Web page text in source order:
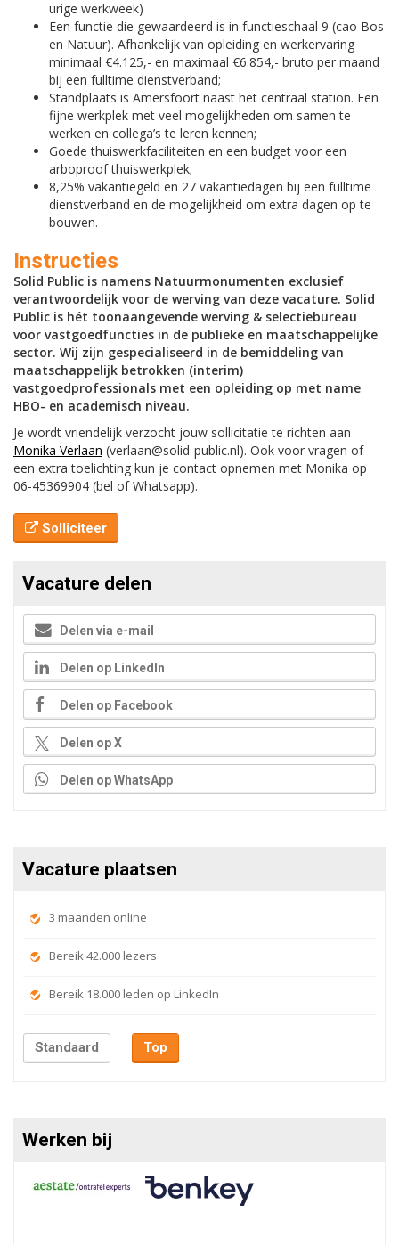
urige werkweek)
Een functie die gewaardeerd is in functieschaal 9 (cao Bos
en Natuur). Afhankelijk van opleiding en werkervaring
minimaal €4.125,- en maximaal €6.854,- bruto per maand
bij een fulltime dienstverband;
Standplaats is Amersfoort naast het centraal station. Een
fijne werkplek met veel mogelijkheden om samen te
werken en collega’s te leren kennen;
Goede thuiswerkfaciliteiten en een budget voor een
arboproof thuiswerkplek;
8,25% vakantiegeld en 27 vakantiedagen bij een fulltime
dienstverband en de mogelijkheid om extra dagen op te
bouwen.
Instructies
Solid Public is namens Natuurmonumenten exclusief
verantwoordelijk voor de werving van deze vacature. Solid
Public is hét toonaangevende werving & selectiebureau
voor vastgoedfuncties in de publieke en maatschappelijke
sector. Wij zijn gespecialiseerd in de bemiddeling van
maatschappelijk betrokken (interim)
vastgoedprofessionals met een opleiding op met name
HBO- en academisch niveau.
Je wordt vriendelijk verzocht jouw sollicitatie te richten aan
Monika Verlaan (verlaan@solid-public.nl). Ook voor vragen of
een extra toelichting kun je contact opnemen met Monika op
06-45369904 (bel of Whatsapp).
Solliciteer
Vacature delen
Delen via e-mail
Delen op LinkedIn
Delen op Facebook
Delen op X
Delen op WhatsApp
Vacature plaatsen
3 maanden online
Bereik 42.000 lezers
Bereik 18.000 leden op LinkedIn
Standaard Top
Werken bij